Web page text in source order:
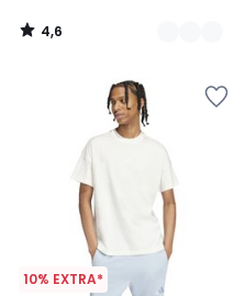
4,6
/
10% EXTRA*